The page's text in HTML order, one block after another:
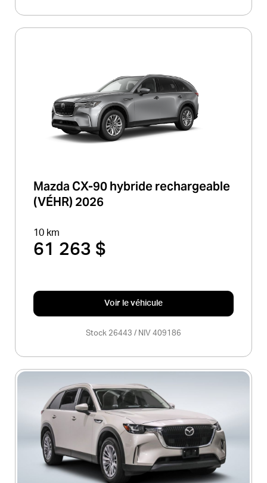
Mazda CX-90 hybride rechargeable
(VÉHR) 2026
10 km
61 263 $
Voir le véhicule
Stock 26443 / NIV 409186